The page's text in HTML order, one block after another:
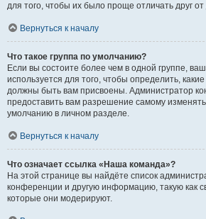
для того, чтобы их было проще отличать друг от
Вернуться к началу
Что такое группа по умолчанию?
Если вы состоите более чем в одной группе,
используется для того, чтобы определить,
должны быть вам присвоены. Администратор
предоставить вам разрешение самому
умолчанию в личном разделе.
Вернуться к началу
Что означает ссылка «Наша команда»?
На этой странице вы найдёте список
конференции и другую информацию, такую как
которые они модерируют.